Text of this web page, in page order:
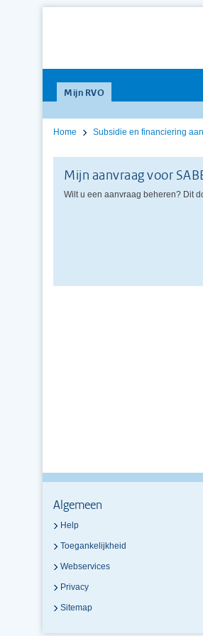
Mijn RVO
Home Subsidie en financiering
Mijn aanvraag voor
Wilt u een aanvraag beheren? Dit
Algemeen
Help
Toegankelijkheid
Webservices
Privacy
Sitemap